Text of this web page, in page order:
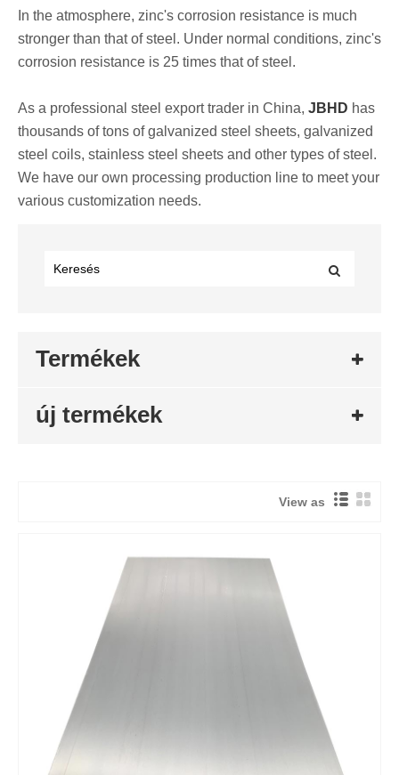
In the atmosphere, zinc's corrosion resistance is much
stronger than that of steel. Under normal conditions, zinc's
corrosion resistance is 25 times that of steel.
As a professional steel export trader in China, JBHD has
thousands of tons of galvanized steel sheets, galvanized
steel coils, stainless steel sheets and other types of steel.
We have our own processing production line to meet your
various customization needs.
Termékek
új termékek
View as